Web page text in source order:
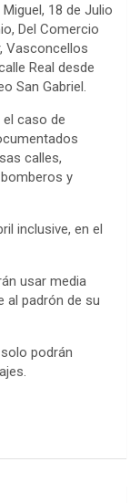
18 de Julio
Del Comercio
Vasconcellos
Real desde
San Gabriel.
caso de
calles,
y
inclusive, en el
usar media
al padrón de su
podrán